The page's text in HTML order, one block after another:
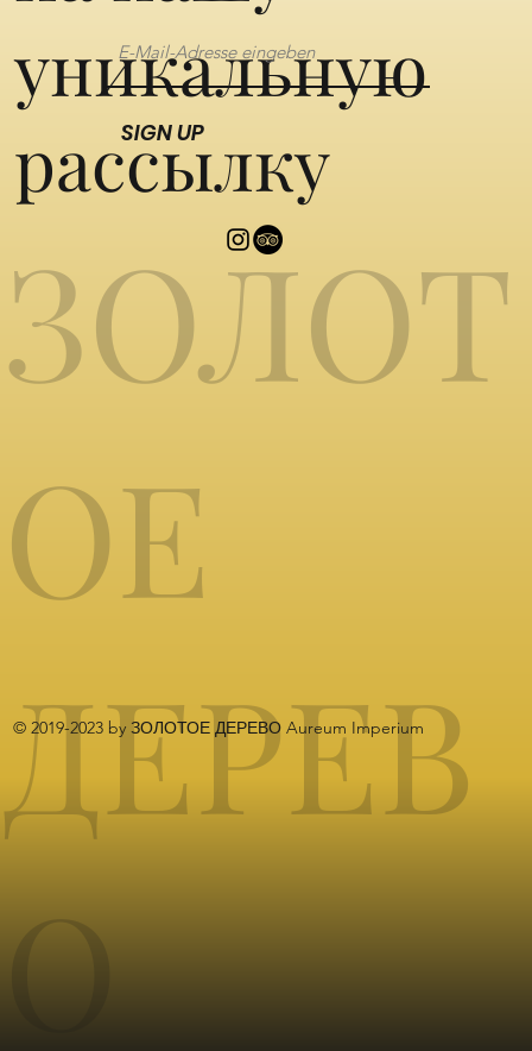
уникальную
рассылку
ЗОЛОТ
ОЕ
ДЕРЕВ
О
© 2019-2023 by ЗОЛОТОЕ ДЕРЕВО Aureum Imperium
SIGN UP